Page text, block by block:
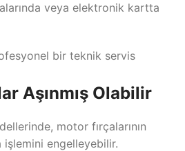
veya elektronik kartta
bir teknik servis
Aşınmış Olabilir
motor fırçalarının
işlemini engelleyebilir.